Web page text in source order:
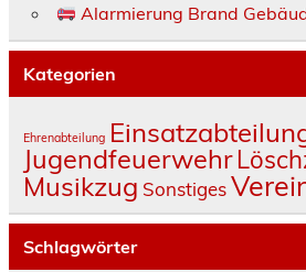
Alarmierung Brand
Kategorien
Ehrenabteilung
Jugendfeuerwehr
Musikzug Sonstiges
Schlagwörter